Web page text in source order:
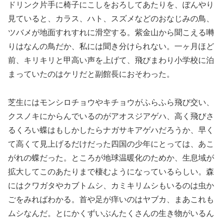
ドリンク片手に椅子にこしをおろしてあたりを、ぼんやり
見ていると、カラス、ハト、スズメなどのおなじみの鳥、
ツバメが地面すれすれに滑空する。紫金山から聞こえる囀
りはなんの鳥だか、私には聞き分けられない。一ヶ月ほど
前、キリキリと甲高い声を上げて、飛びまわり小学校に泊
まっていたのはケリだと副館長におそわった。
芝生にはモンシロチョウやキチョウがふらふら飛び交い、
クスノキにからんでいるのがアオスジアゲハ、高く飛びさ
るくろい蝶はもしかしたらナガサキアゲハだろうか、早く
て高くて見上げるだけだった四国の少年にとっては、あこ
がれの蝶だった。ところが地球温暖化のためか、生息域が
拡大してこのあたりまで棲むようになっているらしい。森
にはクワガタやカブトムシ、カミキリムシもいるのは虫か
ごをみればわかる。首や足が痒いのはヤブカ、まあこれも
ムシなんだ。とにかくずいぶんたくさんの生き物がいるん